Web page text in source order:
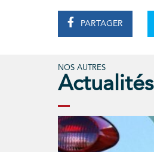
PARTAGER
NOS AUTRES
Actualités